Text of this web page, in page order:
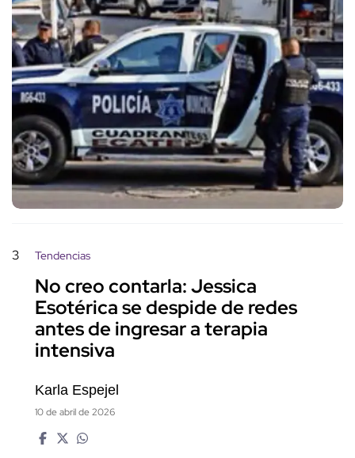
3 Tendencias
No creo contarla: Jessica
Esotérica se despide de redes
antes de ingresar a terapia
intensiva
Karla Espejel
10 de abril de 2026